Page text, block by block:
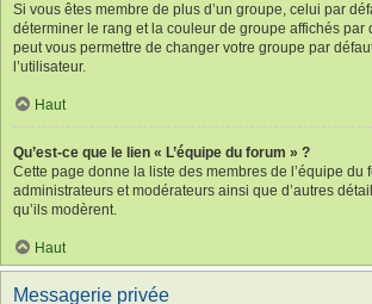
Si vous êtes membre de plus d’un groupe, celui par
déterminer le rang et la couleur de groupe affichés par
peut vous permettre de changer votre groupe par
l’utilisateur.
Haut
Qu’est-ce que le lien « L’équipe du forum » ?
Cette page donne la liste des membres de l’équipe du
administrateurs et modérateurs ainsi que d’autres
qu’ils modèrent.
Haut
Messagerie privée